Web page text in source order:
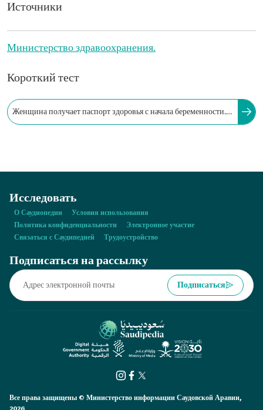
Источники
Министерство здравоохранения.
Короткий тест
Женщина получает паспорт здоровья с начала беременности.
Исследовать
О Саудиопедии
Условия использования
Политика конфиденциальности
Электронное участие
Связаться с Саудипедией
Трудоустройство
Подписаться на рассылку
Подписаться
Все права защищены © Министерство информации Саудовской Аравии,